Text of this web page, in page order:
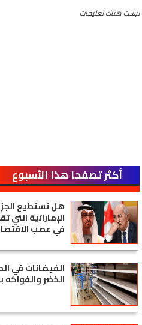
ليست هناك تعليقات
أكثر تصفحا هذا الأسبوع
هل تستطيع
الإماراتية التي
في عصب
الفيضانات في
الخضر والفواكه